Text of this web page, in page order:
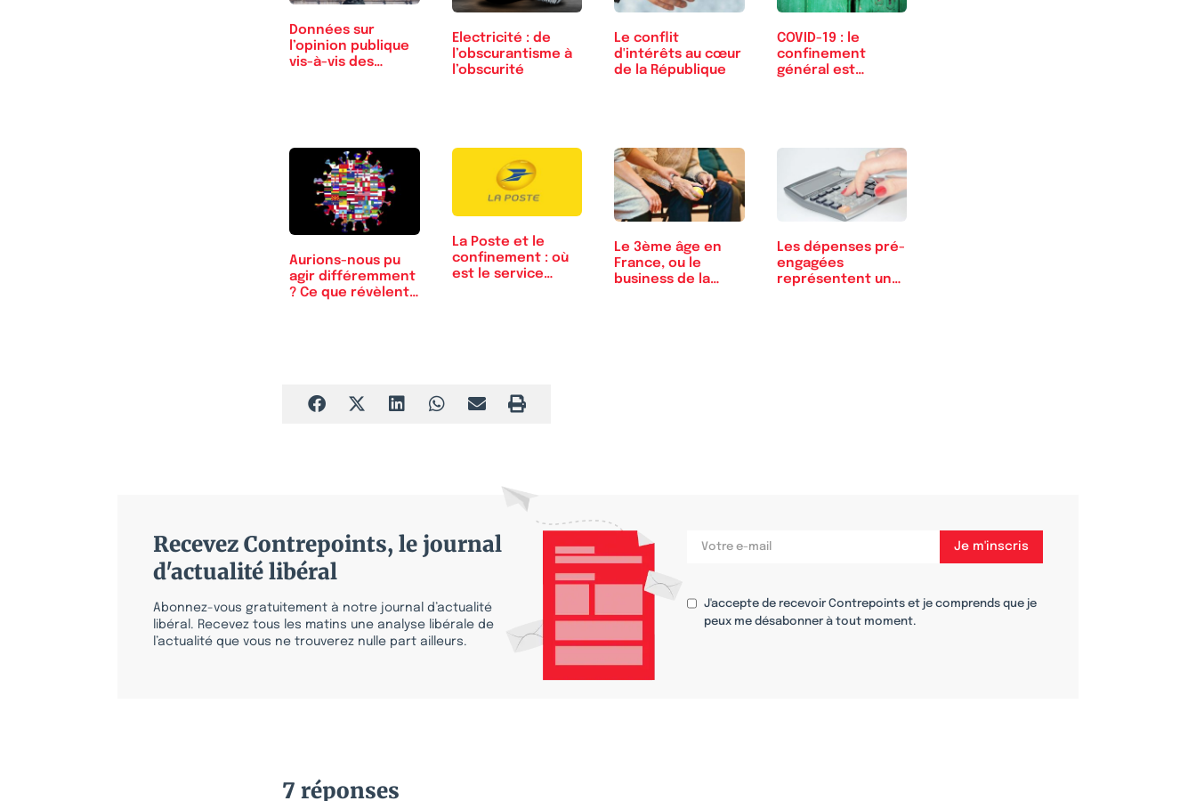
Données sur
l’opinion publique
vis-à-vis des…
Electricité : de
l’obscurantisme à
l’obscurité
Le conflit
d'intérêts au cœur
de la République
COVID-19 : le
confinement
général est
Aurions-nous pu
agir différemment
? Ce que révèlent…
La Poste et le
confinement : où
est le service
Le 3ème âge en
France, ou le
business de la
Les dépenses pré-
engagées
représentent un
Recevez Contrepoints, le journal
d'actualité libéral
Abonnez-vous gratuitement à notre journal d’actualité
libéral. Recevez tous les matins une analyse libérale de
l’actualité que vous ne trouverez nulle part ailleurs.
J'accepte de recevoir Contrepoints et je comprends que je
peux me désabonner à tout moment.
7 réponses